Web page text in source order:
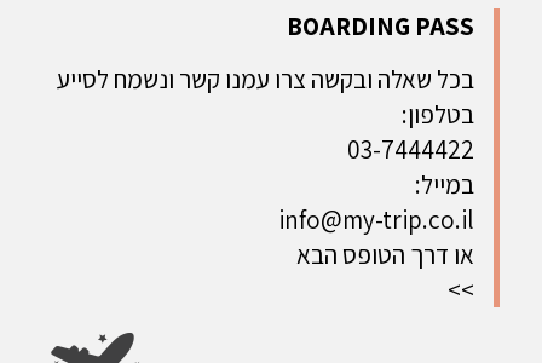
מסע קסום
בין חיות
ונופים
מכושפים -
ההרשמה
הסתיימה
נוב' מסע
מרגש אל לב
האפריקניות
המושלם בין
ספארי ונופש
BOARDING PASS
בכל שאלה ובקשה צרו עמנו קשר ונשמח לסייע
בטלפון:
03-7444422
במייל:
info@my-trip.co.il
או דרך הטופס הבא
>>